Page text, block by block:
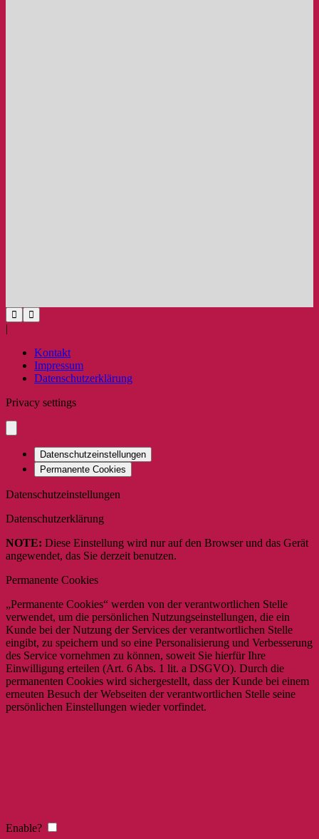
|
Kontakt
Impressum
Datenschutzerklärung
Privacy settings
Datenschutzeinstellungen
Permanente Cookies
Datenschutzeinstellungen
Datenschutzerklärung
NOTE: Diese Einstellung wird nur auf den Browser und das Gerät
angewendet, das Sie derzeit benutzen.
Permanente Cookies
„Permanente Cookies“ werden von der verantwortlichen Stelle
verwendet, um die persönlichen Nutzungseinstellungen, die ein
Kunde bei der Nutzung der Services der verantwortlichen Stelle
eingibt, zu speichern und so eine Personalisierung und Verbesserung
des Service vornehmen zu können, soweit Sie hierfür Ihre
Einwilligung erteilen (Art. 6 Abs. 1 lit. a DSGVO). Durch die
permanenten Cookies wird sichergestellt, dass der Kunde bei einem
erneuten Besuch der Webseiten der verantwortlichen Stelle seine
persönlichen Einstellungen wieder vorfindet.
Enable?